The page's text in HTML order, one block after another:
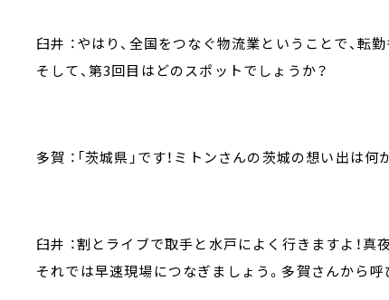
臼井 ：やはり、全国をつなぐ物流業ということで、転
そして、第3回目はどのスポットでしょうか？
多賀 ：「茨城県」です！ミトンさんの茨城の想い出は何
臼井 ：割とライブで取手と水戸によく行きますよ！
それでは早速現場につなぎましょう。多賀さんから呼